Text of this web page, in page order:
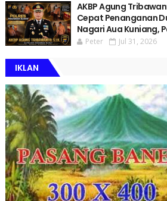
AKBP Agung
Cepat Penanganan
Nagari Aua Kuniang,
Peter Jul 31, 2026
IKLAN